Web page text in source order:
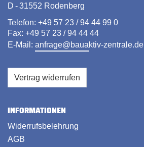
D - 31552 Rodenberg
Telefon: +49 57 23 / 94 44 99 0
Fax: +49 57 23 / 94 44 44
E-Mail: anfrage@bauaktiv-zentrale.de
Vertrag widerrufen
INFORMATIONEN
Widerrufsbelehrung
AGB